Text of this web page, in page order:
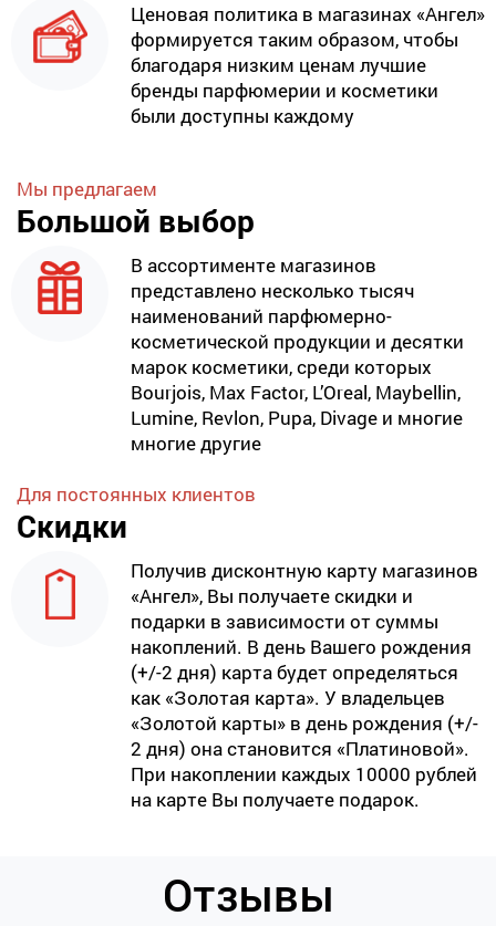
Ценовая политика в магазинах «Ангел»
формируется таким образом, чтобы
благодаря низким ценам лучшие
бренды парфюмерии и косметики
были доступны каждому
Мы предлагаем
Большой выбор
В ассортименте магазинов
представлено несколько тысяч
наименований парфюмерно-
косметической продукции и десятки
марок косметики, среди которых
Bourjois, Max Factor, L’Oreal, Maybellin,
Lumine, Revlon, Pupa, Divage и многие
многие другие
Для постоянных клиентов
Скидки
Получив дисконтную карту магазинов
«Ангел», Вы получаете скидки и
подарки в зависимости от суммы
накоплений. В день Вашего рождения
(+/-2 дня) карта будет определяться
как «Золотая карта». У владельцев
«Золотой карты» в день рождения (+/-
2 дня) она становится «Платиновой».
При накоплении каждых 10000 рублей
на карте Вы получаете подарок.
Отзывы